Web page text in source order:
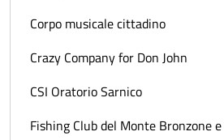
Corpo musicale cittadino
Crazy Company for Don John
CSI Oratorio Sarnico
Fishing Club del Monte Bronzone